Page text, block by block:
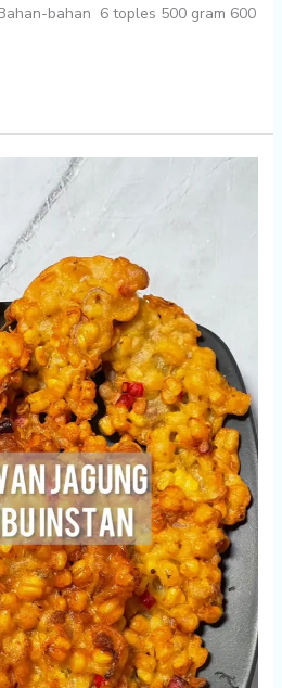
bahan 6 toples 500 gram 600